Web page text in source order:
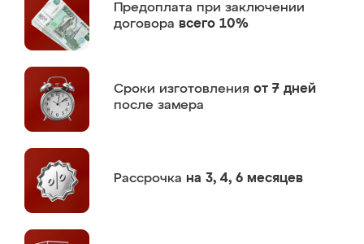
Предоплата при заключении
договора всего 10%
Сроки изготовления от 7 дней
после замера
Рассрочка на 3, 4, 6 месяцев